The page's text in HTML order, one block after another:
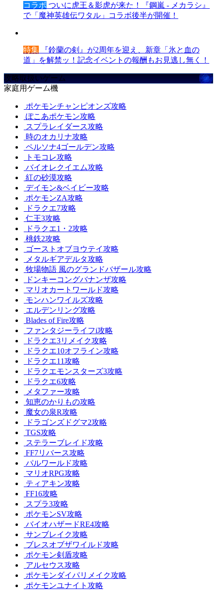
コラボ ついに虎王＆影虎が来た！『鋼嵐 - メカラシ』
で「魔神英雄伝ワタル」コラボ後半が開催！
特集 『鈴蘭の剣』が2周年を迎え、新章「氷と血の
道」を解禁ッ！記念イベントの報酬もお見逃し無く！
攻略取扱いゲーム
家庭用ゲーム機
ポケモンチャンピオンズ攻略
ぽこあポケモン攻略
スプラレイダース攻略
時のオカリナ攻略
ペルソナ4ゴールデン攻略
トモコレ攻略
バイオレクイエム攻略
紅の砂漠攻略
デイモン&ベイビー攻略
ポケモンZA攻略
ドラクエ7攻略
仁王3攻略
ドラクエ1・2攻略
桃鉄2攻略
ゴーストオブヨウテイ攻略
メタルギアデルタ攻略
牧場物語 風のグランドバザール攻略
ドンキーコングバナンザ攻略
マリオカートワールド攻略
モンハンワイルズ攻略
エルデンリング攻略
Blades of Fire攻略
ファンタジーライフi攻略
ドラクエ3リメイク攻略
ドラクエ10オフライン攻略
ドラクエ11攻略
ドラクエモンスターズ3攻略
ドラクエ6攻略
メタファー攻略
知恵のかりもの攻略
魔女の泉R攻略
ドラゴンズドグマ2攻略
TGS攻略
ステラーブレイド攻略
FF7リバース攻略
パルワールド攻略
マリオRPG攻略
ティアキン攻略
FF16攻略
スプラ3攻略
ポケモンSV攻略
バイオハザードRE4攻略
サンブレイク攻略
ブレスオブザワイルド攻略
ポケモン剣盾攻略
アルセウス攻略
ポケモンダイパリメイク攻略
ポケモンユナイト攻略